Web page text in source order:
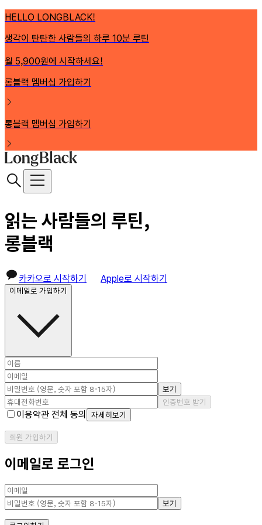
HELLO LONGBLACK!
생각이 탄탄한 사람들의 하루 10분 루틴
월 5,900원에 시작하세요!
롱블랙 멤버십 가입하기
롱블랙 멤버십 가입하기
읽는 사람들의 루틴,
롱블랙
카카오로 시작하기 Apple로 시작하기
이메일로 가입하기
보기
인증번호 받기
이용약관 전체 동의 자세히보기
회원 가입하기
이메일로 로그인
보기